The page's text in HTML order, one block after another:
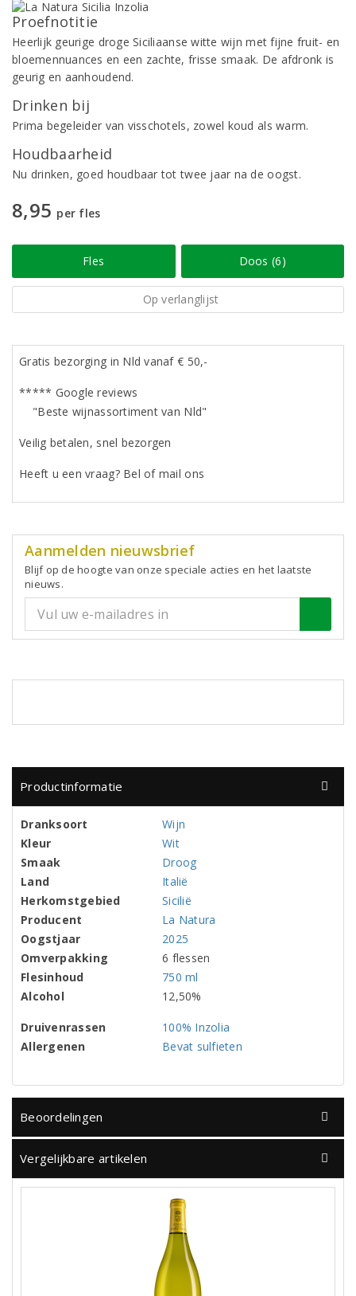
Proefnotitie
Heerlijk geurige droge Siciliaanse witte wijn met fijne fruit- en
bloemennuances en een zachte, frisse smaak. De afdronk is
geurig en aanhoudend.
Drinken bij
Prima begeleider van visschotels, zowel koud als warm.
Houdbaarheid
Nu drinken, goed houdbaar tot twee jaar na de oogst.
8,95 per fles
Fles Doos (6)
Op verlanglijst
Gratis bezorging in Nld vanaf € 50,-
***** Google reviews
"Beste wijnassortiment van Nld"
Veilig betalen, snel bezorgen
Heeft u een vraag? Bel of mail ons
Aanmelden nieuwsbrief
Blijf op de hoogte van onze speciale acties en het laatste
nieuws.
Productinformatie
Dranksoort
Wijn
Kleur
Wit
Smaak
Droog
Land
Italië
Herkomstgebied
Sicilië
Producent
La Natura
Oogstjaar
2025
Omverpakking
6 flessen
Flesinhoud
750 ml
Alcohol
12,50%
Druivenrassen
100% Inzolia
Allergenen
Bevat sulfieten
Beoordelingen
Vergelijkbare artikelen